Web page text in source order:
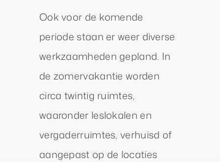
Ook voor de komende
periode staan er weer diverse
werkzaamheden gepland. In
de zomervakantie worden
circa twintig ruimtes,
waaronder leslokalen en
vergaderruimtes, verhuisd of
aangepast op de locaties